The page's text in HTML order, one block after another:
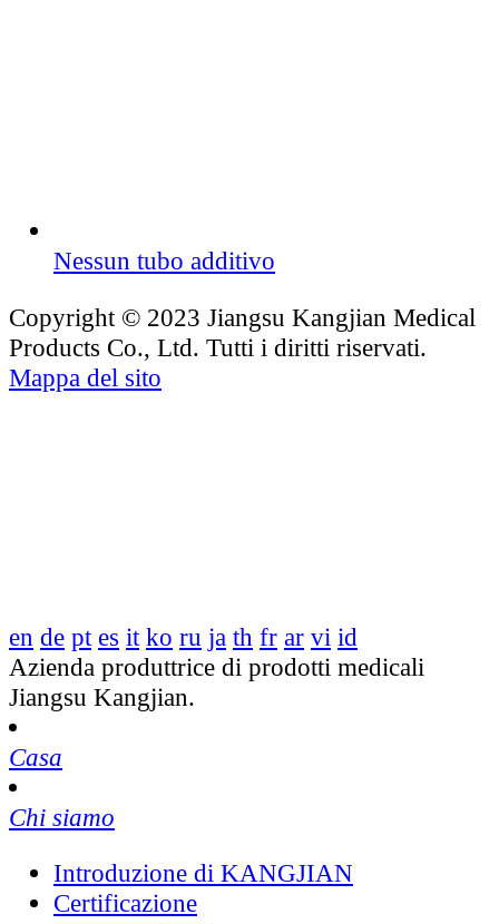
Nessun tubo additivo
Copyright © 2023 Jiangsu Kangjian Medical
Products Co., Ltd. Tutti i diritti riservati.
Mappa del sito
en de pt es it ko ru ja th fr ar vi id
Azienda produttrice di prodotti medicali
Jiangsu Kangjian.
Casa
Chi siamo
Introduzione di KANGJIAN
Certificazione